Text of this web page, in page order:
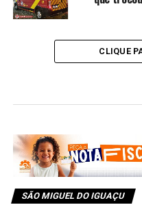
CLIQUE
SÃO MIGUEL DO IGUAÇU